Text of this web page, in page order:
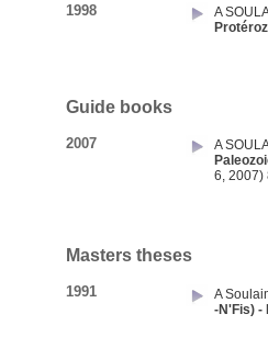
1998 A
Guide books
2007 A
6, 2007)
Masters theses
1991 A
-N'Fis) -